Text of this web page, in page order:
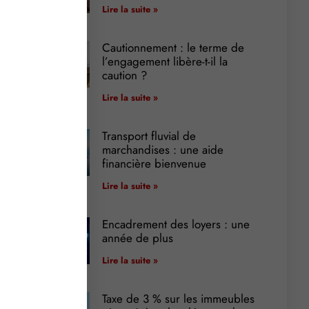
Lire la suite »
Cautionnement : le terme de
l’engagement libère-t-il la
caution ?
Lire la suite »
Transport fluvial de
marchandises : une aide
financière bienvenue
Lire la suite »
Encadrement des loyers : une
année de plus
Lire la suite »
Taxe de 3 % sur les immeubles